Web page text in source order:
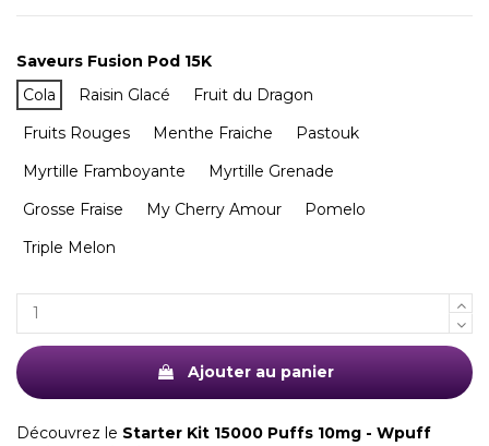
Saveurs Fusion Pod 15K
Cola
Raisin Glacé
Fruit du Dragon
Fruits Rouges
Menthe Fraiche
Pastouk
Myrtille Framboyante
Myrtille Grenade
Grosse Fraise
My Cherry Amour
Pomelo
Triple Melon
Ajouter au panier
Découvrez le Starter Kit 15000 Puffs 10mg - Wpuff